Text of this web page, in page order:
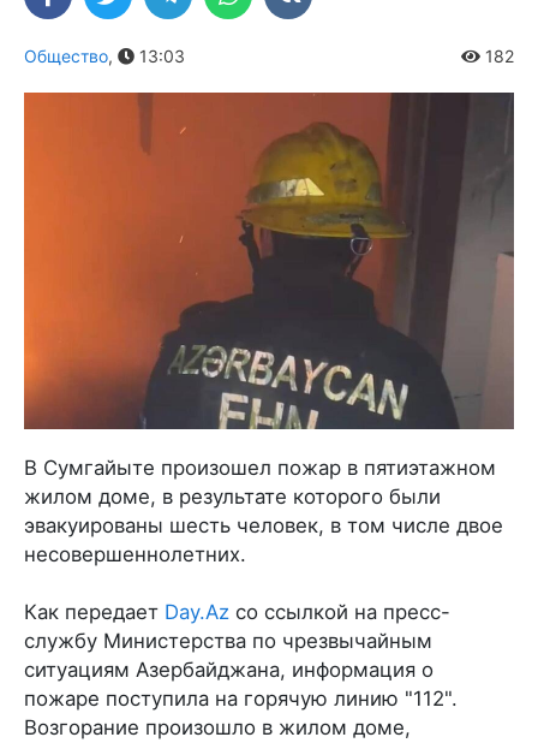
Общество, 13:03 182
В Сумгайыте произошел пожар в пятиэтажном
жилом доме, в результате которого были
эвакуированы шесть человек, в том числе двое
несовершеннолетних.
Как передает Day.Az со ссылкой на пресс-
службу Министерства по чрезвычайным
ситуациям Азербайджана, информация о
пожаре поступила на горячую линию "112".
Возгорание произошло в жилом доме,